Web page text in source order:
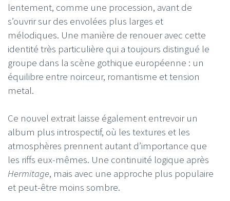
lentement, comme une procession, avant de
s’ouvrir sur des envolées plus larges et
mélodiques. Une manière de renouer avec cette
identité très particulière qui a toujours distingué le
groupe dans la scène gothique européenne : un
équilibre entre noirceur, romantisme et tension
metal.
Ce nouvel extrait laisse également entrevoir un
album plus introspectif, où les textures et les
atmosphères prennent autant d’importance que
les riffs eux-mêmes. Une continuité logique après
Hermitage, mais avec une approche plus populaire
et peut-être moins sombre.